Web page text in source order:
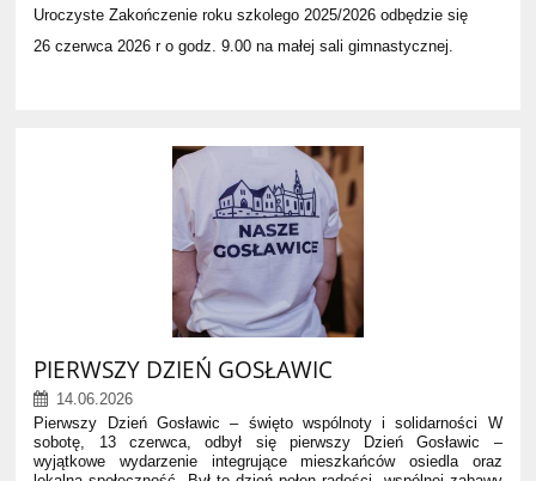
Uroczyste Zakończenie roku szkolego 2025/2026 odbędzie się
26 czerwca 2026 r o godz. 9.00 na małej sali gimnastycznej.
PIERWSZY DZIEŃ GOSŁAWIC
14.06.2026
Pierwszy Dzień Gosławic – święto wspólnoty i solidarności W
sobotę, 13 czerwca, odbył się pierwszy Dzień Gosławic –
wyjątkowe wydarzenie integrujące mieszkańców osiedla oraz